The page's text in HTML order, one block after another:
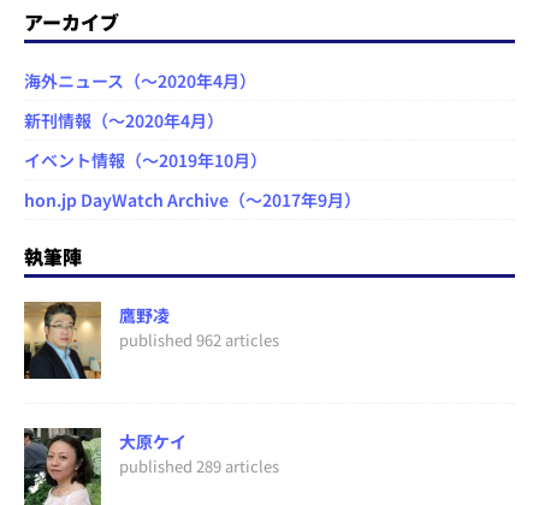
アーカイブ
海外ニュース（～2020年4月）
新刊情報（～2020年4月）
イベント情報（～2019年10月）
hon.jp DayWatch Archive（～2017年9月）
執筆陣
鷹野凌
published 962 articles
大原ケイ
published 289 articles